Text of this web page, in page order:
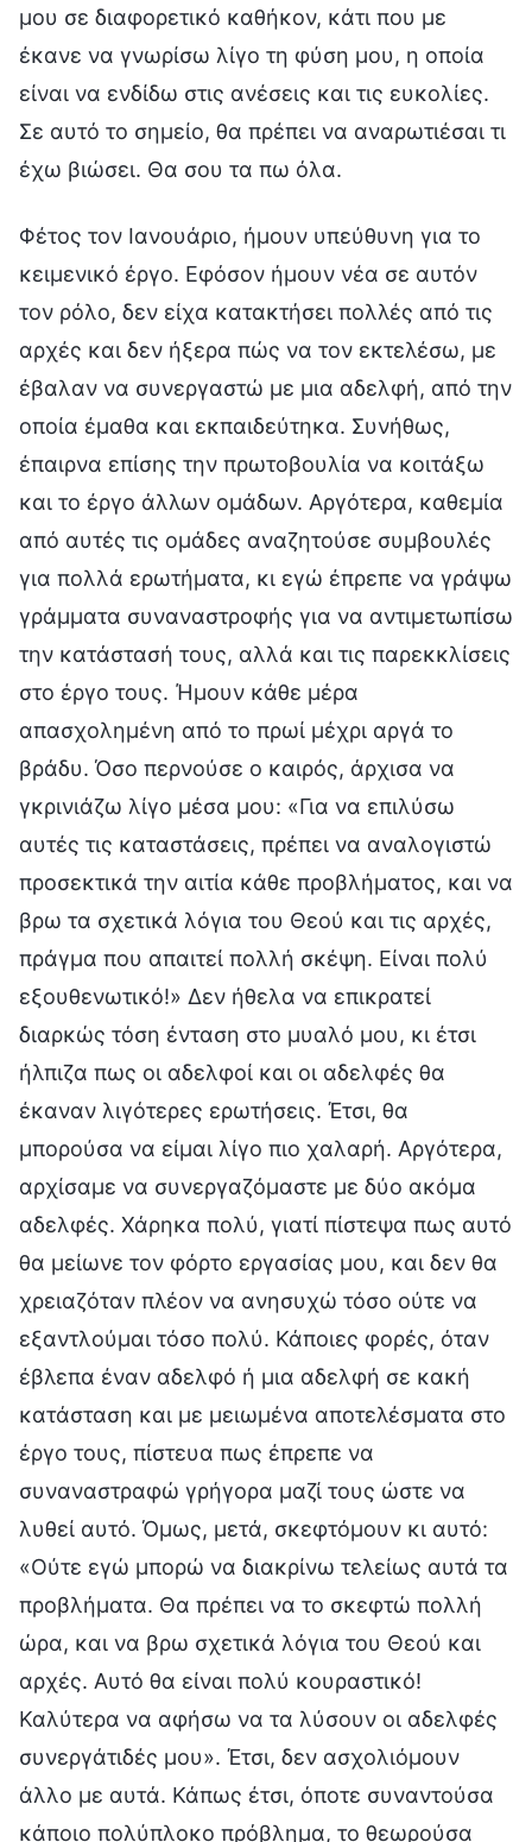
μου σε διαφορετικό καθήκον, κάτι που με
έκανε να γνωρίσω λίγο τη φύση μου, η οποία
είναι να ενδίδω στις ανέσεις και τις ευκολίες.
Σε αυτό το σημείο, θα πρέπει να αναρωτιέσαι τι
έχω βιώσει. Θα σου τα πω όλα.
Φέτος τον Ιανουάριο, ήμουν υπεύθυνη για το
κειμενικό έργο. Εφόσον ήμουν νέα σε αυτόν
τον ρόλο, δεν είχα κατακτήσει πολλές από τις
αρχές και δεν ήξερα πώς να τον εκτελέσω, με
έβαλαν να συνεργαστώ με μια αδελφή, από την
οποία έμαθα και εκπαιδεύτηκα. Συνήθως,
έπαιρνα επίσης την πρωτοβουλία να κοιτάξω
και το έργο άλλων ομάδων. Αργότερα, καθεμία
από αυτές τις ομάδες αναζητούσε συμβουλές
για πολλά ερωτήματα, κι εγώ έπρεπε να γράψω
γράμματα συναναστροφής για να αντιμετωπίσω
την κατάστασή τους, αλλά και τις παρεκκλίσεις
στο έργο τους. Ήμουν κάθε μέρα
απασχολημένη από το πρωί μέχρι αργά το
βράδυ. Όσο περνούσε ο καιρός, άρχισα να
γκρινιάζω λίγο μέσα μου: «Για να επιλύσω
αυτές τις καταστάσεις, πρέπει να αναλογιστώ
προσεκτικά την αιτία κάθε προβλήματος, και να
βρω τα σχετικά λόγια του Θεού και τις αρχές,
πράγμα που απαιτεί πολλή σκέψη. Είναι πολύ
εξουθενωτικό!» Δεν ήθελα να επικρατεί
διαρκώς τόση ένταση στο μυαλό μου, κι έτσι
ήλπιζα πως οι αδελφοί και οι αδελφές θα
έκαναν λιγότερες ερωτήσεις. Έτσι, θα
μπορούσα να είμαι λίγο πιο χαλαρή. Αργότερα,
αρχίσαμε να συνεργαζόμαστε με δύο ακόμα
αδελφές. Χάρηκα πολύ, γιατί πίστεψα πως αυτό
θα μείωνε τον φόρτο εργασίας μου, και δεν θα
χρειαζόταν πλέον να ανησυχώ τόσο ούτε να
εξαντλούμαι τόσο πολύ. Κάποιες φορές, όταν
έβλεπα έναν αδελφό ή μια αδελφή σε κακή
κατάσταση και με μειωμένα αποτελέσματα στο
έργο τους, πίστευα πως έπρεπε να
συναναστραφώ γρήγορα μαζί τους ώστε να
λυθεί αυτό. Όμως, μετά, σκεφτόμουν κι αυτό:
«Ούτε εγώ μπορώ να διακρίνω τελείως αυτά τα
προβλήματα. Θα πρέπει να το σκεφτώ πολλή
ώρα, και να βρω σχετικά λόγια του Θεού και
αρχές. Αυτό θα είναι πολύ κουραστικό!
Καλύτερα να αφήσω να τα λύσουν οι αδελφές
συνεργάτιδές μου». Έτσι, δεν ασχολιόμουν
άλλο με αυτά. Κάπως έτσι, όποτε συναντούσα
κάποιο πολύπλοκο πρόβλημα, το θεωρούσα